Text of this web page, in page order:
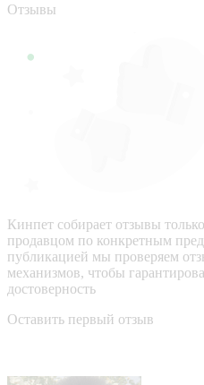
Отзывы
Кинпет собирает отзывы
продавцом по конкретным
публикацией мы проверяем
механизмов, чтобы
достоверность
Оставить первый отзыв